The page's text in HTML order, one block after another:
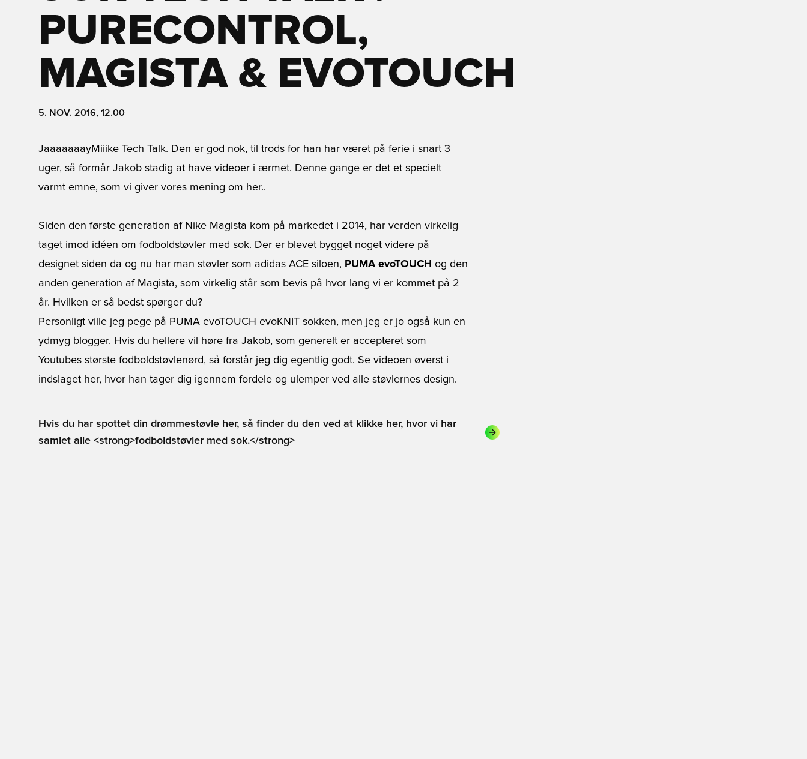
PURECONTROL,
MAGISTA & EVOTOUCH
5. NOV. 2016, 12.00
JaaaaaaayMiiike Tech Talk. Den er god nok, til trods for han har været på ferie i snart 3
uger, så formår Jakob stadig at have videoer i ærmet. Denne gange er det et specielt
varmt emne, som vi giver vores mening om her..
Siden den første generation af Nike Magista kom på markedet i 2014, har verden virkelig
taget imod idéen om fodboldstøvler med sok. Der er blevet bygget noget videre på
designet siden da og nu har man støvler som adidas ACE siloen, PUMA evoTOUCH og den
anden generation af Magista, som virkelig står som bevis på hvor lang vi er kommet på 2
år. Hvilken er så bedst spørger du?
Personligt ville jeg pege på PUMA evoTOUCH evoKNIT sokken, men jeg er jo også kun en
ydmyg blogger. Hvis du hellere vil høre fra Jakob, som generelt er accepteret som
Youtubes største fodboldstøvlenørd, så forstår jeg dig egentlig godt. Se videoen øverst i
indslaget her, hvor han tager dig igennem fordele og ulemper ved alle støvlernes design.
Hvis du har spottet din drømmestøvle her, så finder du den ved at klikke her, hvor vi har
samlet alle <strong>fodboldstøvler med sok.</strong>